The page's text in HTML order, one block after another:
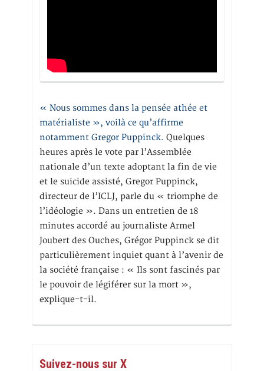
« Nous sommes dans la pensée athée et
matérialiste », voilà ce qu’affirme
notamment Gregor Puppinck. Quelques
heures après le vote par l’Assemblée
nationale d’un texte adoptant la fin de vie
et le suicide assisté, Gregor Puppinck,
directeur de l’ICLJ, parle du « triomphe de
l’idéologie ». Dans un entretien de 18
minutes accordé au journaliste Armel
Joubert des Ouches, Grégor Puppinck se dit
particulièrement inquiet quant à l’avenir de
la société française : « Ils sont fascinés par
le pouvoir de légiférer sur la mort »,
explique-t-il.
Suivez-nous sur X